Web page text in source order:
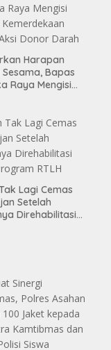
Harapan
Bapas
Raya Mengisi
Lagi Cemas
Setelah
Direhabilitasi